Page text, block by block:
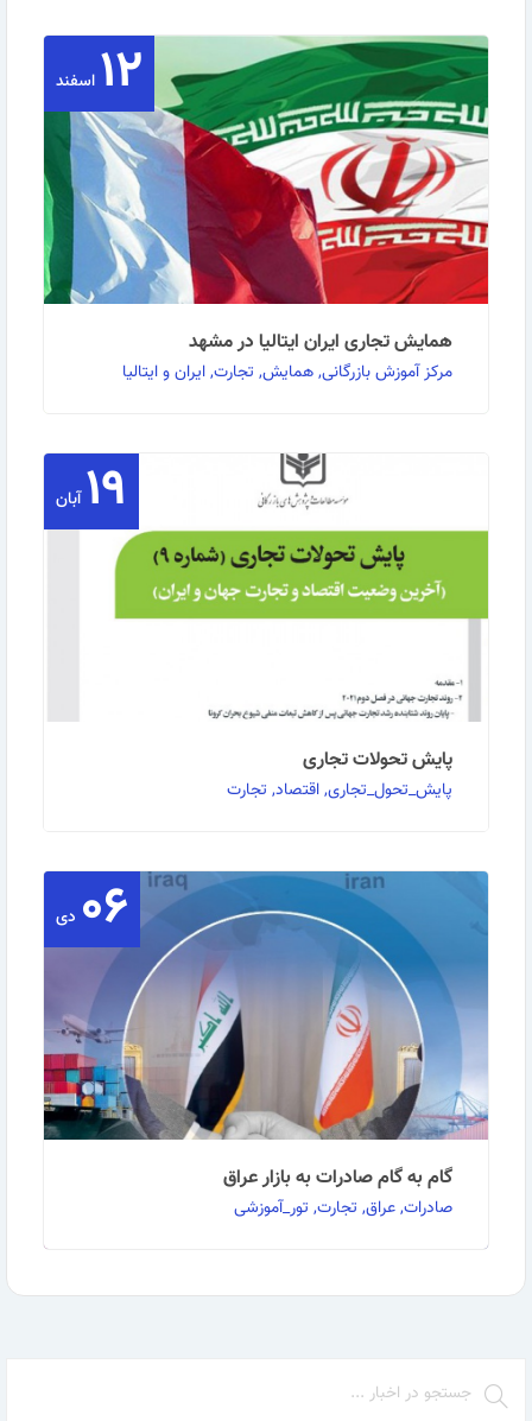
۱۲ اسفند
همایش تجاری ایران ایتالیا در مشهد
مرکز آموزش بازرگانی, همایش, تجارت, ایران و ایتالیا
همایش تجاری ایران ایتالیا در مشهد به گزارش روابط
عمومی مرکز آموزش بازرگانی: نمایندگی خراسان …
ادامه مطلب
۱۹ آبان
پایش تحولات تجاری
پایش_تحول_تجاری, اقتصاد, تجارت
🔷 پایش تحولات تجاری (آخرین وضعیت اقتصاد و تجارت
جهان و ایران) ▪️ به نظر می‌رسد که ارزیابی روند …
ادامه مطلب
۰۶ دی
گام به گام صادرات به بازار عراق
صادرات, عراق, تجارت, تور_آموزشی